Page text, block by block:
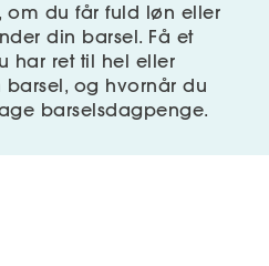
om du får fuld løn eller
din barsel. Få et
har ret til hel eller
og hvornår du
barselsdagpenge.